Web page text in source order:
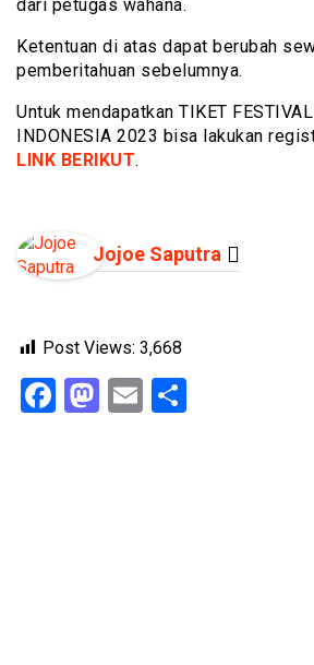
dari petugas wahana.
Ketentuan di atas dapat berubah
pemberitahuan sebelumnya.
Untuk mendapatkan TIKET
INDONESIA 2023 bisa lakukan
LINK BERIKUT.
Jojoe Saputra
Post Views: 3,668
Facebook
Mastodon
Email